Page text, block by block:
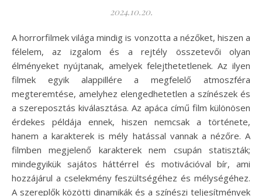
2024.10.20.
A horrorfilmek világa mindig is vonzotta a nézőket, hiszen a
félelem, az izgalom és a rejtély összetevői olyan
élményeket nyújtanak, amelyek felejthetetlenek. Az ilyen
filmek egyik alappillére a megfelelő atmoszféra
megteremtése, amelyhez elengedhetetlen a színészek és
a szereposztás kiválasztása. Az apáca című film különösen
érdekes példája ennek, hiszen nemcsak a története,
hanem a karakterek is mély hatással vannak a nézőre. A
filmben megjelenő karakterek nem csupán statiszták;
mindegyikük sajátos háttérrel és motivációval bír, ami
hozzájárul a cselekmény feszültségéhez és mélységéhez.
A szereplők közötti dinamikák és a színészi teljesítmények